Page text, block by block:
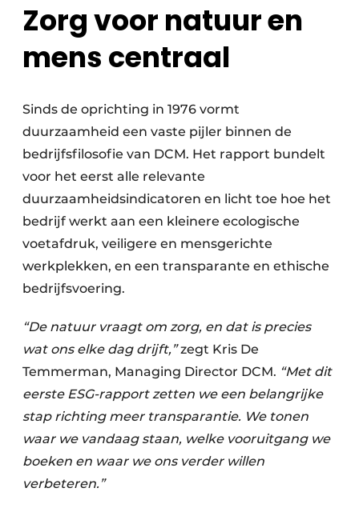
Zorg voor natuur en
mens centraal
Sinds de oprichting in 1976 vormt
duurzaamheid een vaste pijler binnen de
bedrijfsfilosofie van DCM. Het rapport bundelt
voor het eerst alle relevante
duurzaamheidsindicatoren en licht toe hoe het
bedrijf werkt aan een kleinere ecologische
voetafdruk, veiligere en mensgerichte
werkplekken, en een transparante en ethische
bedrijfsvoering.
“De natuur vraagt om zorg, en dat is precies
wat ons elke dag drijft,”zegt Kris De
Temmerman, Managing Director DCM. “Met dit
eerste ESG-rapport zetten we een belangrijke
stap richting meer transparantie. We tonen
waar we vandaag staan, welke vooruitgang we
boeken en waar we ons verder willen
verbeteren.”